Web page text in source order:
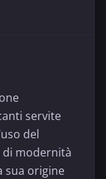
servite
del
di modernità
sua origine